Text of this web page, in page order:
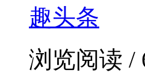
趣头条
浏览阅读 /